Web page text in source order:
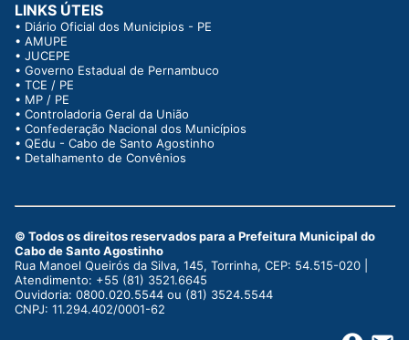
LINKS ÚTEIS
• Diário Oficial dos Municipios - PE
• AMUPE
• JUCEPE
• Governo Estadual de Pernambuco
• TCE / PE
• MP / PE
• Controladoria Geral da União
• Confederação Nacional dos Municípios
• QEdu - Cabo de Santo Agostinho
• Detalhamento de Convênios
© Todos os direitos reservados para a Prefeitura Municipal do
Cabo de Santo Agostinho
Rua Manoel Queirós da Silva, 145, Torrinha, CEP: 54.515-020 |
Atendimento: +55 (81) 3521.6645
Ouvidoria: 0800.020.5544 ou (81) 3524.5544
CNPJ: 11.294.402/0001-62